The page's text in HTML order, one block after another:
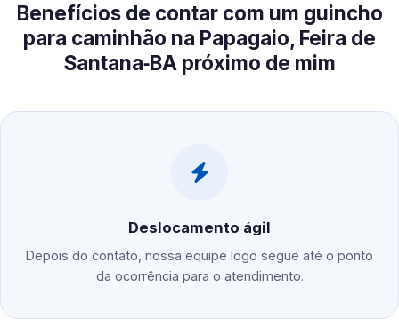
Benefícios de contar com um guincho
para caminhão na Papagaio, Feira de
Santana‑BA próximo de mim
Deslocamento ágil
Depois do contato, nossa equipe logo segue até o ponto
da ocorrência para o atendimento.